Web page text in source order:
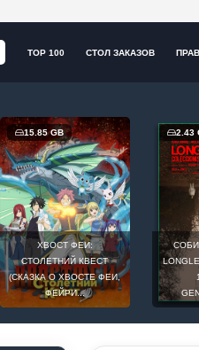
TOP 100 СТОЛ ЗАКАЗОВ
15.85 GB
ХВОСТ ФЕИ:
СТОЛЕТНИЙ КВЕСТ
(СКАЗКА О ХВОСТЕ ФЕИ,
ФЕЙРИ...
2.43